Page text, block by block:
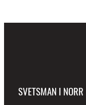
SVETSMAN I NORR